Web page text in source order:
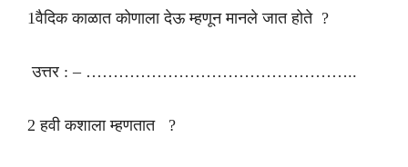
1वैदिक काळात कोणाला देऊ म्हणून मानले जात होते ?
उत्तर : – …………………………………………..
2 हवी कशाला म्हणतात ?